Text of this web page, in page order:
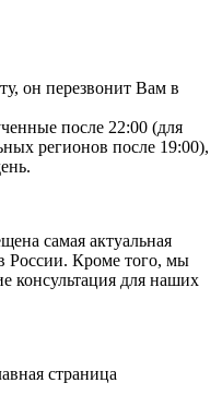
он перезвонит Вам в
после 22:00 (для
регионов после 19:00),
самая актуальная
Кроме того, мы
консультация для наших
страница